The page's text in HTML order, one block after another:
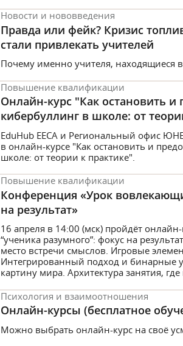
Новости и нововведения
Правда или фейк? Кризис
стали привлекать учителей
Почему именно учителя, находящиеся
Повышение квалификации
Онлайн-курс "Как остановить и
кибербуллинг в школе: от
EduHub EECA и Региональный офис
в онлайн-курсе "Как остановить и
школе: от теории к практике".
Повышение квалификации
Конференция «Урок
на результат»
16 апреля в 14:00 (мск) пройдёт
“ученика разумного”: фокус на
место встречи смыслов. Игровые
Интегрированный подход и бинарные
картину мира. Архитектура занятия,
Психология и взаимоотношения
Онлайн-курсы (бесплатное
Можно выбрать онлайн-курс на своё